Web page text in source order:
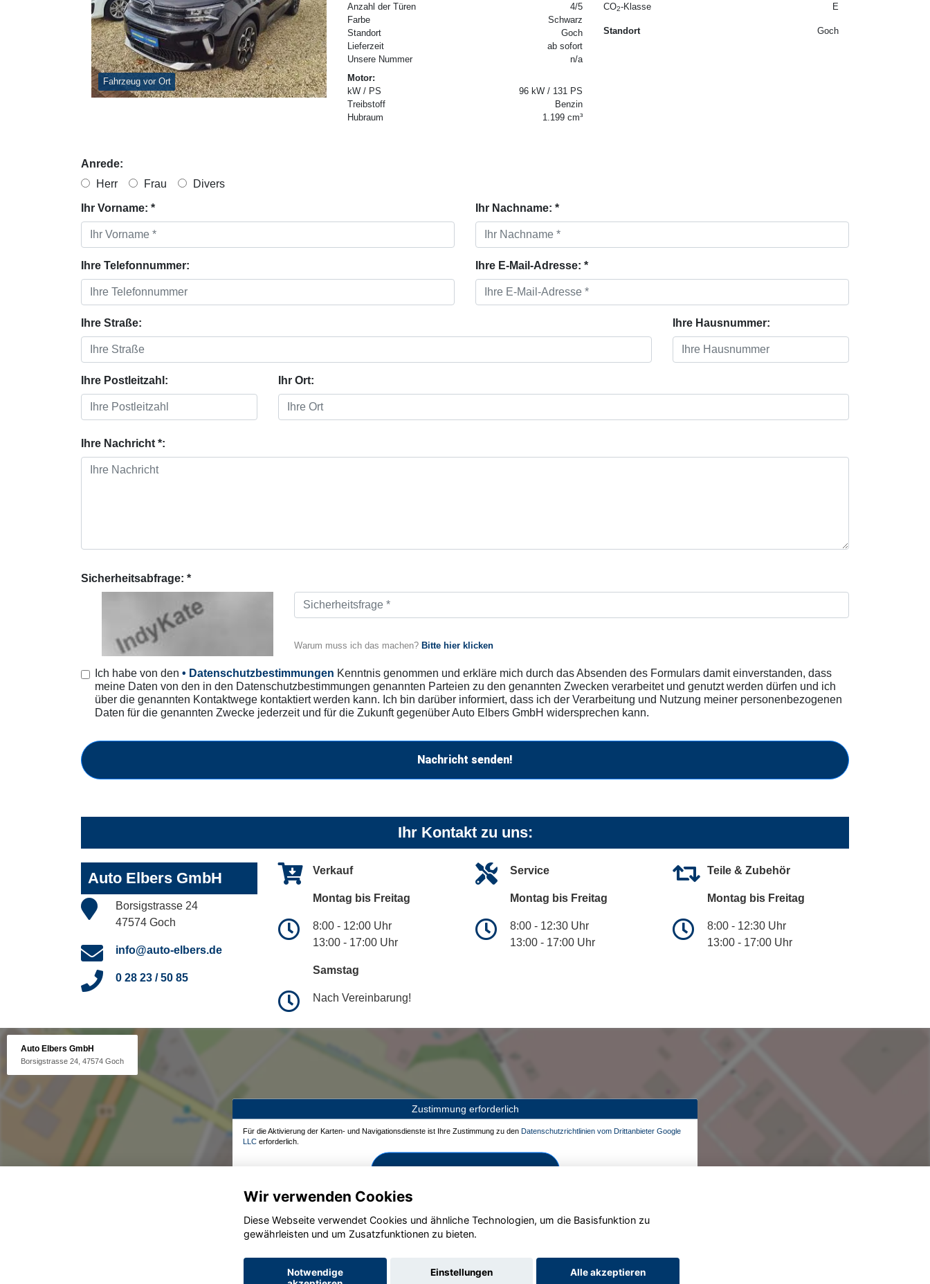
Fahrzeug vor Ort
Anzahl der Türen
4/5
Farbe
Schwarz
Standort
Goch
Lieferzeit
ab sofort
Unsere Nummer
n/a
Motor:
kW / PS
96 kW / 131 PS
Treibstoff
Benzin
Hubraum
1.199 cm³
CO2-Klasse E
Standort Goch
Anrede:
Herr
Frau Divers
Ihr Vorname: * Ihr Nachname: *
Ihre Telefonnummer: Ihre E-Mail-Adresse: *
Ihre Straße: Ihre Hausnummer:
Ihre Postleitzahl: Ihr Ort:
Ihre Nachricht *:
Sicherheitsabfrage: *
Warum muss ich das machen? Bitte hier klicken
Ich habe von den • Datenschutzbestimmungen Kenntnis genommen und erkläre mich durch das Absenden des Formulars damit einverstanden, dass
meine Daten von den in den Datenschutzbestimmungen genannten Parteien zu den genannten Zwecken verarbeitet und genutzt werden dürfen und ich
über die genannten Kontaktwege kontaktiert werden kann. Ich bin darüber informiert, dass ich der Verarbeitung und Nutzung meiner personenbezogenen
Daten für die genannten Zwecke jederzeit und für die Zukunft gegenüber Auto Elbers GmbH widersprechen kann.
Nachricht senden!
Ihr Kontakt zu uns:
Auto Elbers GmbH
Borsigstrasse 24
47574 Goch
info@auto-elbers.de
0 28 23 / 50 85
Verkauf
Montag bis Freitag
8:00 - 12:00 Uhr
13:00 - 17:00 Uhr
Samstag
Nach Vereinbarung!
Service
Montag bis Freitag
8:00 - 12:30 Uhr
13:00 - 17:00 Uhr
Teile & Zubehör
Montag bis Freitag
8:00 - 12:30 Uhr
13:00 - 17:00 Uhr
Auto Elbers GmbH
Borsigstrasse 24, 47574 Goch
Zustimmung erforderlich
Für die Aktivierung der Karten- und Navigationsdienste ist Ihre Zustimmung zu den Datenschutzrichtlinien vom Drittanbieter Google
LLC erforderlich.
Zustimmen und aktivieren
Wir verwenden Cookies
Diese Webseite verwendet Cookies und ähnliche Technologien, um die Basisfunktion zu
gewährleisten und um Zusatzfunktionen zu bieten.
Notwendige
Einstellungen Alle akzeptieren